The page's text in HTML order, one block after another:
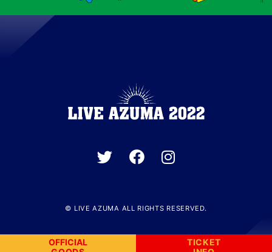
OFFICIAL
TICKET
© LIVE AZUMA ALL RIGHTS RESERVED.